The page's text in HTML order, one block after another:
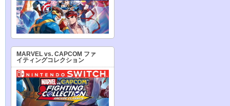
MARVEL vs. CAPCOM ファ
イティングコレクション